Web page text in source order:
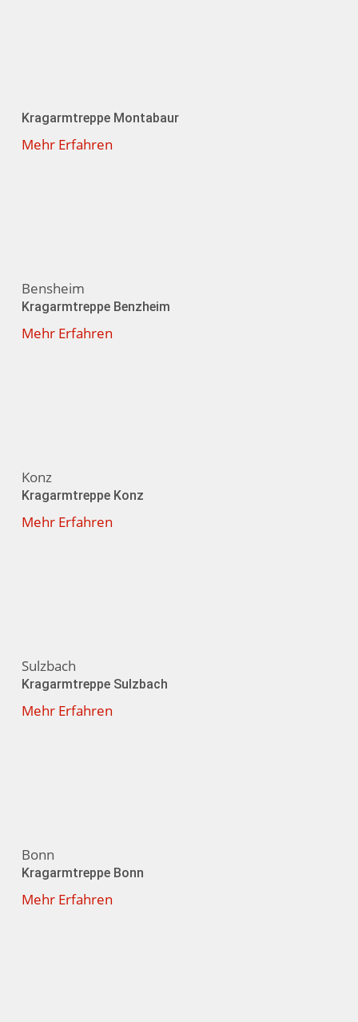
Kragarmtreppe Montabaur
Mehr Erfahren
Bensheim
Kragarmtreppe Benzheim
Mehr Erfahren
Konz
Kragarmtreppe Konz
Mehr Erfahren
Sulzbach
Kragarmtreppe Sulzbach
Mehr Erfahren
Bonn
Kragarmtreppe Bonn
Mehr Erfahren